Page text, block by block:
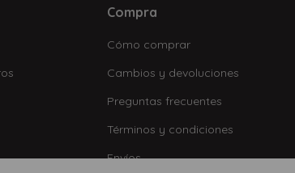
Compra
Cómo comprar
Cambios y devoluciones
Preguntas frecuentes
Términos y condiciones
Envíos